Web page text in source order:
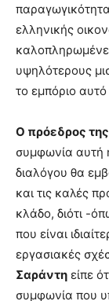
ελληνικής
υψηλότερους
το εμπόριο αυτό
Ο πρόεδρος
συμφωνία αυτή
διαλόγου θα
και τις καλές
κλάδο, διότι -
που είναι
εργασιακές
Σαράντη είπε
συμφωνία που